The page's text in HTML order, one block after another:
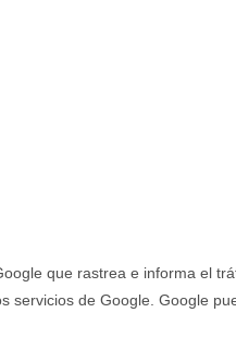
que rastrea e informa el
servicios de Google. Google